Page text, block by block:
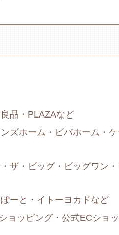
品・PLAZAなど
ズホーム・ビバホーム・
ザ・ビッグ・ビッグワン
ーと・イトーヨカドなど
ョッピング・公式ECショ